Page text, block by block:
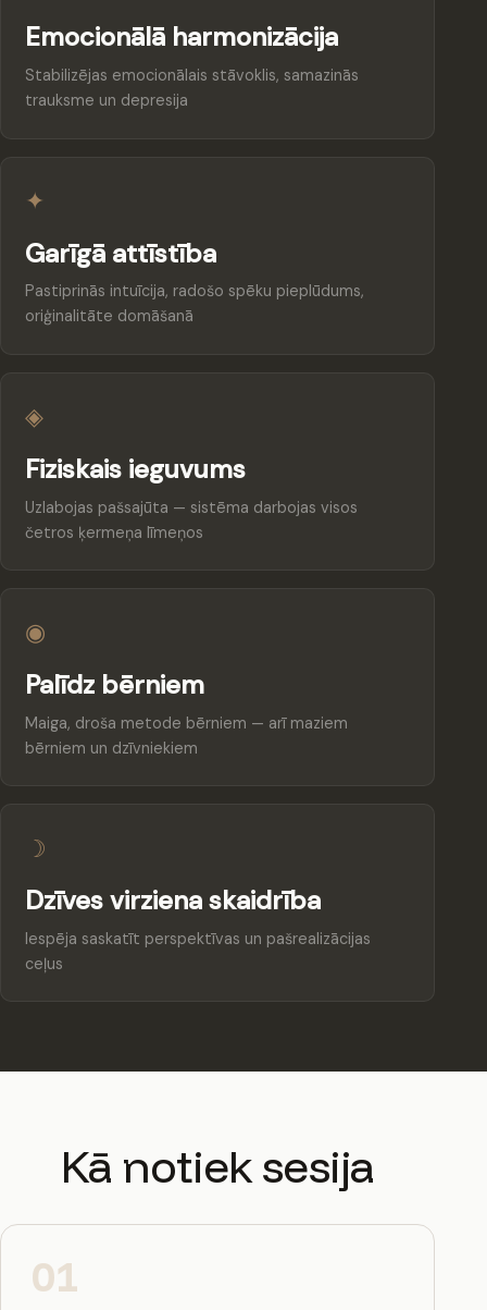
Emocionālā harmonizācija
Stabilizējas emocionālais stāvoklis, samazinās
trauksme un depresija
✦
Garīgā attīstība
Pastiprinās intuīcija, radošo spēku pieplūdums,
oriģinalitāte domāšanā
◈
Fiziskais ieguvums
Uzlabojas pašsajūta — sistēma darbojas visos
četros ķermeņa līmeņos
◉
Palīdz bērniem
Maiga, droša metode bērniem — arī maziem
bērniem un dzīvniekiem
☽
Dzīves virziena skaidrība
Iespēja saskatīt perspektīvas un pašrealizācijas
ceļus
Kā notiek sesija
01